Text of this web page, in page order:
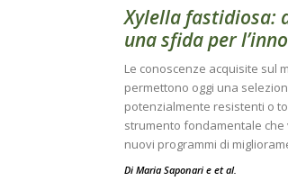
Xylella fastidiosa:
una sfida per
Le conoscenze acquisite sul
permettono oggi una
potenzialmente resistenti o
strumento fondamentale che
nuovi programmi di
Di Maria Saponari e et al.